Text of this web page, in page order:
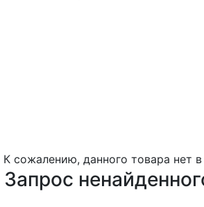
К сожалению, данного товара нет
Запрос